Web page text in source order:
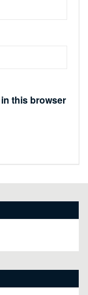
this browser